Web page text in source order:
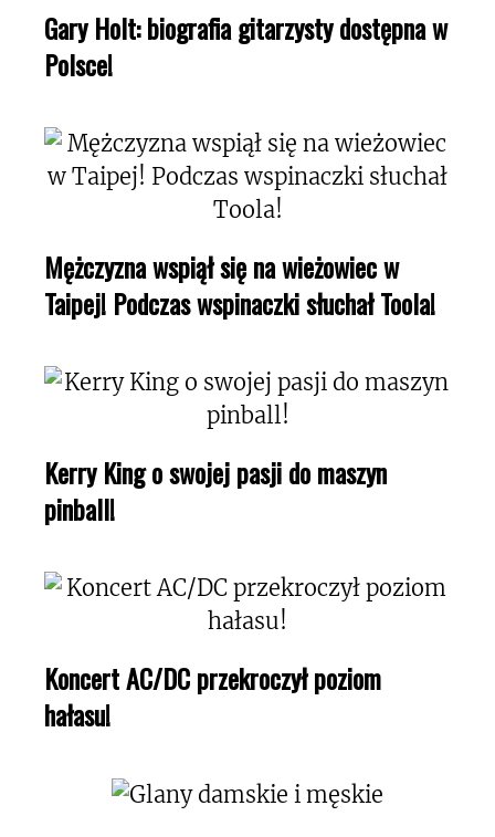
Gary Holt: biografia gitarzysty dostępna w
Polsce!
Mężczyzna wspiął się na wieżowiec w
Taipej! Podczas wspinaczki słuchał Toola!
Kerry King o swojej pasji do maszyn
pinball!
Koncert AC/DC przekroczył poziom
hałasu!